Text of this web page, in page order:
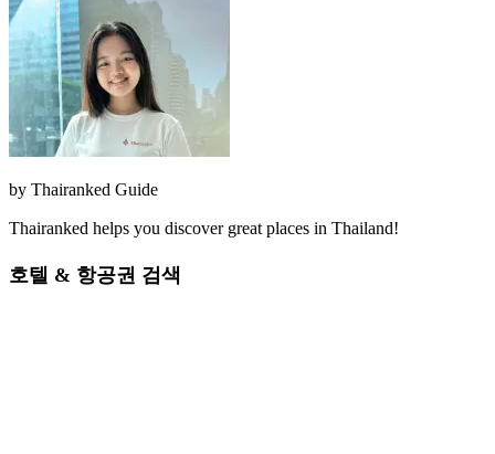
by Thairanked Guide
Thairanked helps you discover great places in Thailand!
호텔 & 항공권 검색